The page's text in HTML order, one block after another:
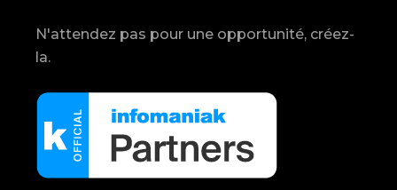
N'attendez pas pour une opportunité, créez-
la.